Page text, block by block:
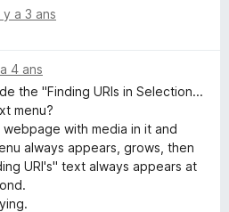
y a 3 ans
4 ans
the "Finding URIs in Selection...
menu?
with media in it and
always appears, grows, then
URI's" text always appears at